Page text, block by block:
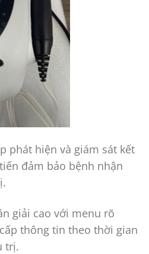
phát hiện và giám sát kết
đảm bảo bệnh nhận
giải cao với menu rõ
thông tin theo thời gian
trị.